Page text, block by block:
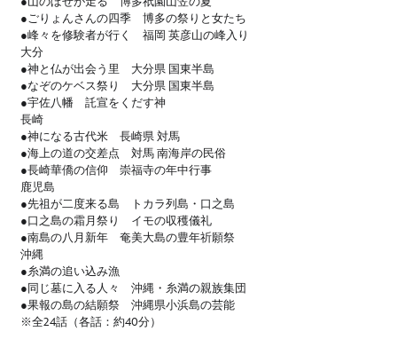
●ごりょんさんの四季 博多の祭りと女たち
●峰々を修験者が行く 福岡 英彦山の峰入り
大分
●神と仏が出会う里 大分県 国東半島
●なぞのケベス祭り 大分県 国東半島
●宇佐八幡 託宣をくだす神
長崎
●神になる古代米 長崎県 対馬
●海上の道の交差点 対馬 南海岸の民俗
●長崎華僑の信仰 崇福寺の年中行事
鹿児島
●先祖が二度来る島 トカラ列島・口之島
●口之島の霜月祭り イモの収穫儀礼
●南島の八月新年 奄美大島の豊年祈願祭
沖縄
●糸満の追い込み漁
●同じ墓に入る人々 沖縄・糸満の親族集団
●果報の島の結願祭 沖縄県小浜島の芸能
※全24話（各話：約40分）